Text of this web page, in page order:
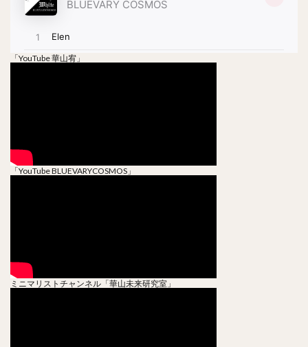
「YouTube 華山宥」
「YouTube BLUEVARYCOSMOS」
ミニマリストチャンネル「華山未来研究室」